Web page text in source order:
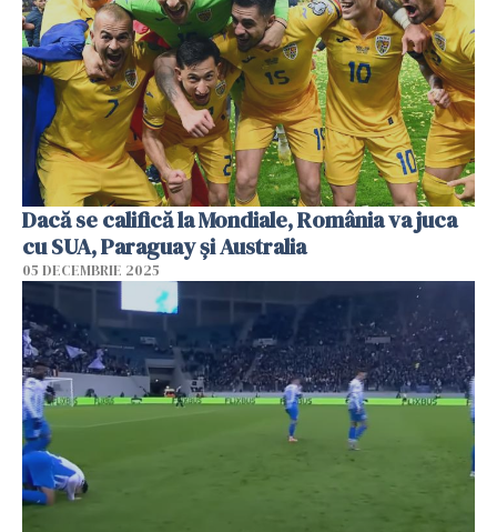
Dacă se califică la Mondiale, România va juca
cu SUA, Paraguay şi Australia
05 DECEMBRIE 2025